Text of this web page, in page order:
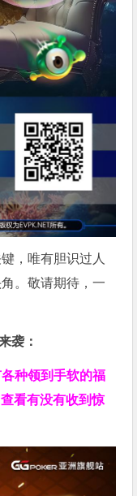
，唯有胆识过人
。敬请期待，一
袭：
种领到手软的福
看有没有收到惊